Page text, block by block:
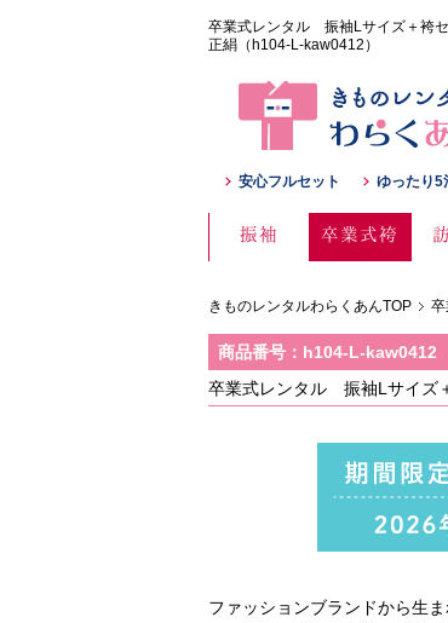
卒業式レンタル 振袖Lサイズ＋
正絹（h104-L-kaw0412）
安心フルセット ゆったり5
振袖 卒業式袴
きものレンタルわらくあんTOP
商品番号：h104-L-kaw0412
卒業式レンタル 振袖Lサイ
ファッションブランドから生